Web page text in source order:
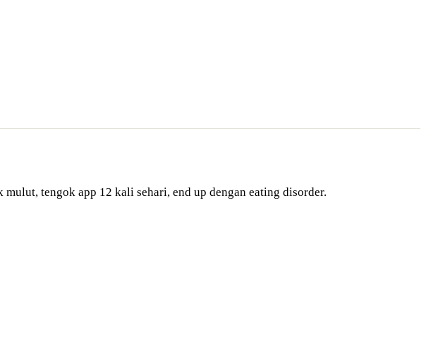
tengok app 12 kali sehari, end up dengan eating disorder.